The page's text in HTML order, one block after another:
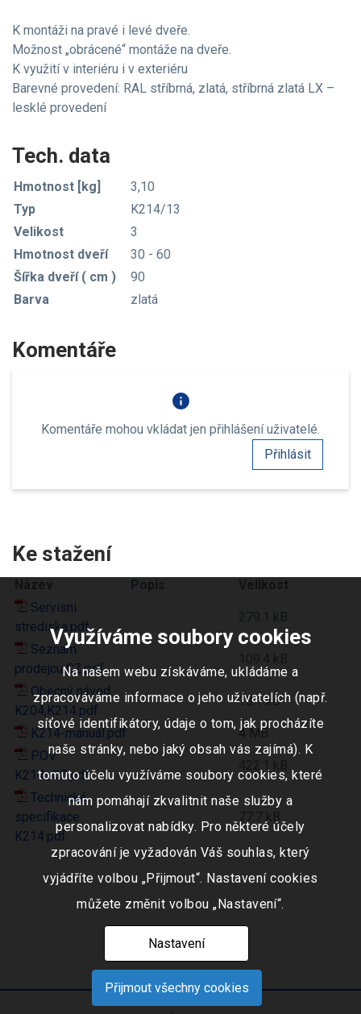
K montáži na pravé i levé dveře.
Možnost „obrácené“ montáže na dveře.
K využití v interiéru i v exteriéru
Barevné provedení: RAL stříbrná, zlatá, stříbrná zlatá LX –
lesklé provedení
Tech. data
Hmotnost [kg]
3,10
Typ
K214/13
Velikost
3
Hmotnost dveří
30 - 60
Šířka dveří ( cm )
90
Barva
zlatá
Komentáře
info
Komentáře mohou vkládat jen přihlášení uživatelé.
Přihlásit
Ke stažení
Název Popis
Velikost
Servisni
strediska.pdf
279.1 kB
Seznam
prodejcu CZ.pdf
109.4 kB
Obecný návod
K204,K214.pdf
18.1 kB
K214-manuál.pdf
4 MB
POV
K214_CZ.pdf
422.1 kB
Technická
specifikace
K214.pdf
77.7 kB
Využíváme soubory cookies
Na našem webu získáváme, ukládáme a
zpracováváme informace o jeho uživatelích (např.
síťové identifikátory, údaje o tom, jak procházíte
naše stránky, nebo jaký obsah vás zajímá). K
tomuto účelu využíváme soubory cookies, které
nám pomáhají zkvalitnit naše služby a
personalizovat nabídky. Pro některé účely
zpracování je vyžadován Váš souhlas, který
vyjádříte volbou „Přijmout“. Nastavení cookies
můžete změnit volbou „Nastavení“.
Nastavení
Přijmout všechny cookies